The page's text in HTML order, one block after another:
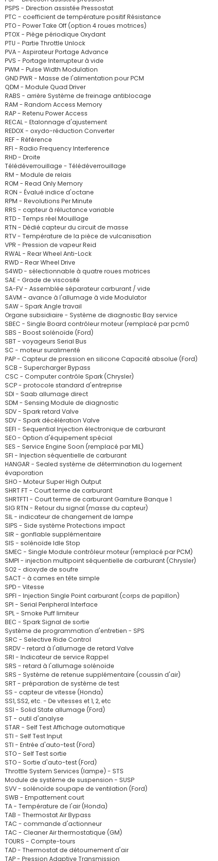
PSPS - Direction assistée Pressostat
PTC - coefficient de température positif Résistance
PTO - Power Take Off (option 4 roues motrices)
PTOX - Piège périodique Oxydant
PTU - Partie Throttle Unlock
PVA - Aspirateur Portage Advance
PVS - Portage Interrupteur à vide
PWM - Pulse Width Modulation
GND PWR - Masse de l'alimentation pour PCM
QDM - Module Quad Driver
RABS - arrière Système de freinage antiblocage
RAM - Random Access Memory
RAP - Retenu Power Access
RECAL - Etalonnage d'ajustement
REDOX - oxydo-réduction Converter
REF - Référence
RFI - Radio Frequency Interference
RHD - Droite
Télédéverrouillage - Télédéverrouillage
RM - Module de relais
ROM - Read Only Memory
RON - Évalué indice d'octane
RPM - Revolutions Per Minute
RRS - capteur à réluctance variable
RTD - Temps réel Mouillage
RTN - Dédié capteur du circuit de masse
RTV - Température de la pièce de vulcanisation
VPR - Pression de vapeur Reid
RWAL - Rear Wheel Anti-Lock
RWD - Rear Wheel Drive
S4WD - sélectionnable à quatre roues motrices
SAE - Grade de viscosité
SA-FV - Assemblée séparateur carburant / vide
SAVM - avance à l'allumage à vide Modulator
SAW - Spark Angle travail
Organe subsidiaire - Système de diagnostic Bay service
SBEC - Single Board contrôleur moteur (remplacé par pcm0
SBS - Boost solénoïde (Ford)
SBT - voyageurs Serial Bus
SC - moteur suralimenté
PAP - Capteur de pression en silicone Capacité absolue (Ford)
SCB - Supercharger Bypass
CSC - Computer contrôle Spark (Chrysler)
SCP - protocole standard d'entreprise
SDI - Saab allumage direct
SDM - Sensing Module de diagnostic
SDV - Spark retard Valve
SDV - Spark décélération Valve
SEFI - Sequential Injection électronique de carburant
SEO - Option d'équipement spécial
SES - Service Engine Soon (remplacé par MIL)
SFI - Injection séquentielle de carburant
HANGAR - Sealed système de détermination du logement
évaporation
SHO - Moteur Super High Output
SHRT FT - Court terme de carburant
SHRTFT1 - Court terme de carburant Garniture Banque 1
SIG RTN - Retour du signal (masse du capteur)
SIL - indicateur de changement de lampe
SIPS - Side système Protections impact
SIR - gonflable supplémentaire
SIS - solénoïde Idle Stop
SMEC - Single Module contrôleur moteur (remplacé par PCM)
SMPI - injection multipoint séquentielle de carburant (Chrysler)
SO2 - dioxyde de soufre
SACT - à cames en tête simple
SPD - Vitesse
SPFI - Injection Single Point carburant (corps de papillon)
SPI - Serial Peripheral Interface
SPL - Smoke Puff limiteur
BEC - Spark Signal de sortie
Système de programmation d'entretien - SPS
SRC - Selective Ride Control
SRDV - retard à l'allumage de retard Valve
SRI - Indicateur de service Rappel
SRS - retard à l'allumage solénoïde
SRS - Système de retenue supplémentaire (coussin d'air)
SRT - préparation de système de test
SS - capteur de vitesse (Honda)
SS1, SS2, etc. - De vitesses et 1, 2, etc
SSI - Solid State allumage (Ford)
ST - outil d'analyse
STAR - Self Test Affichage automatique
STI - Self Test Input
STI - Entrée d'auto-test (Ford)
STO - Self Test sortie
STO - Sortie d'auto-test (Ford)
Throttle System Services (lampe) - STS
Module de système de suspension - SUSP
SVV - solénoïde soupape de ventilation (Ford)
SWB - Empattement court
TA - Température de l'air (Honda)
TAB - Thermostat Air Bypass
TAC - commande d'actionneur
TAC - Cleaner Air thermostatique (GM)
TOURS - Compte-tours
TAD - Thermostat de détournement d'air
TAP - Pression Adaptive Transmission